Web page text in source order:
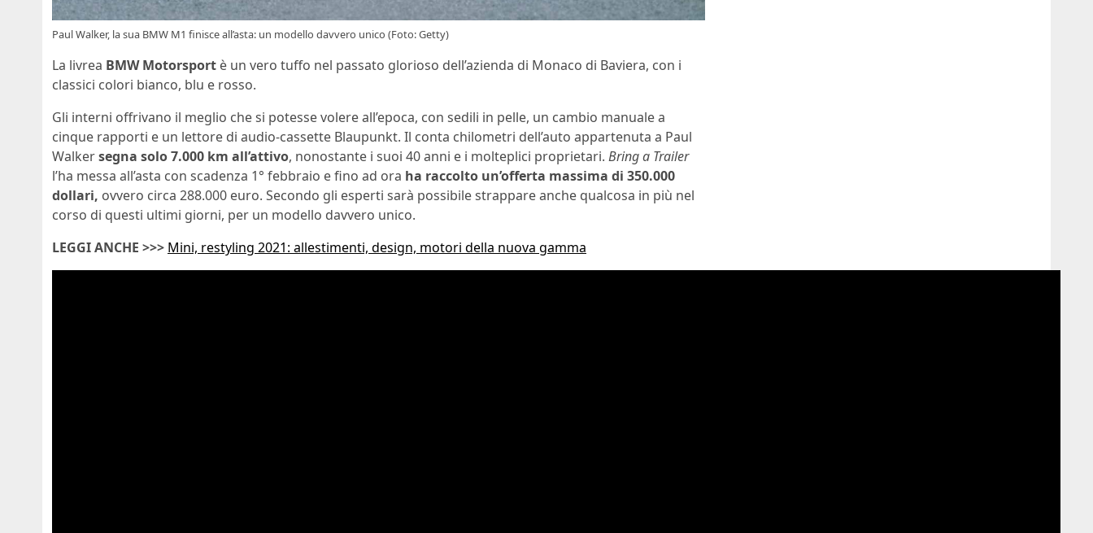
Paul Walker, la sua BMW M1 finisce all’asta: un modello davvero unico (Foto: Getty)
La livrea BMW Motorsport è un vero tuffo nel passato glorioso dell’azienda di Monaco di Baviera, con i
classici colori bianco, blu e rosso.
Gli interni offrivano il meglio che si potesse volere all’epoca, con sedili in pelle, un cambio manuale a
cinque rapporti e un lettore di audio-cassette Blaupunkt. Il conta chilometri dell’auto appartenuta a Paul
Walkersegna solo 7.000 km all’attivo, nonostante i suoi 40 anni e i molteplici proprietari. Bring a Trailer
l’ha messa all’asta con scadenza 1° febbraio e fino ad ora ha raccolto un’offerta massima di 350.000
dollari, ovvero circa 288.000 euro. Secondo gli esperti sarà possibile strappare anche qualcosa in più nel
corso di questi ultimi giorni, per un modello davvero unico.
LEGGI ANCHE >>> Mini, restyling 2021: allestimenti, design, motori della nuova gamma